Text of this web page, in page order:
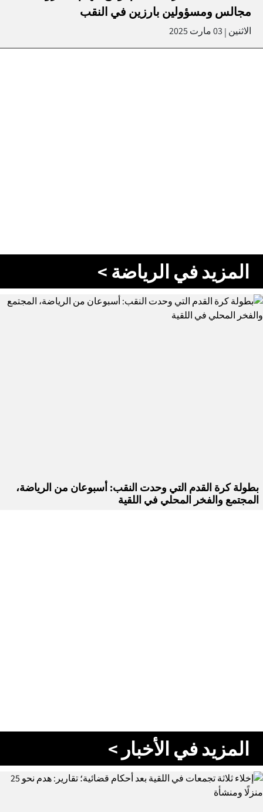
مجالس ومسؤولين بارزين في النقب
الاثنين | 03 مارت 2025
المزيد في الرياضة >
بطولة كرة القدم التي وحدت النقب: أسبوعان من الرياضة،
المجتمع والفخر المحلي في اللقية
المزيد في الأخبار >